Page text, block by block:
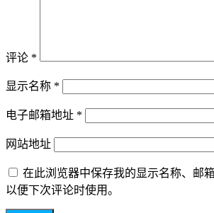
评论 *
显示名称 *
电子邮箱地址 *
网站地址
在此浏览器中保存我的显示名称、邮
以便下次评论时使用。